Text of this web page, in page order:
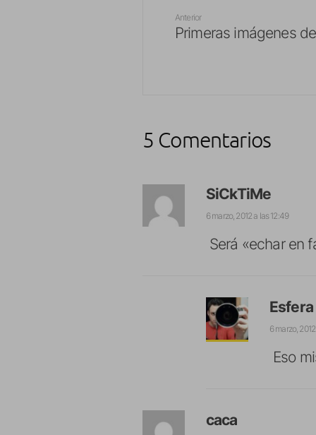
Anterior
Primeras imágenes
5 Comentarios
SiCkTiMe
6 marzo, 2012 a las 12:49
Será «echar en
Esfera
6 marzo,
Eso
caca